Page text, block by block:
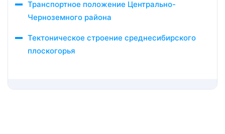
Транспортное положение Центрально-
Черноземного района
Тектоническое строение среднесибирского
плоскогорья